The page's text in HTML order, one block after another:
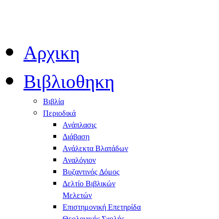
Αρχικη
Βιβλιοθηκη
Βιβλία
Περιοδικά
Ανάπλασις
Διάβαση
Ανάλεκτα Βλατάδων
Αναλόγιον
Βυζαντινός Δόμος
Δελτίο Βιβλικών
Μελετών
Επιστημονική Επετηρίδα